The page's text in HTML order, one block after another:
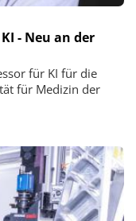
- Neu an der
für KI für die
für Medizin der